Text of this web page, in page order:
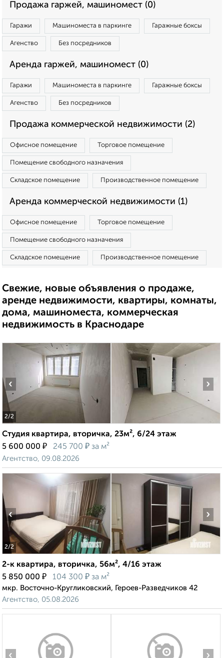
Продажа гаржей, машиномест (0)
Гаражи Машиноместа в паркинге Гаражные боксы
Агенство Без посредников
Аренда гаржей, машиномест (0)
Гаражи Машиноместа в паркинге Гаражные боксы
Агенство Без посредников
Продажа коммерческой недвижимости (2)
Офисное помещение Торговое помещение
Помещение свободного назначения
Складское помещение Производственное помещение
Аренда коммерческой недвижимости (1)
Офисное помещение Торговое помещение
Помещение свободного назначения
Складское помещение Производственное помещение
Свежие, новые объявления о продаже,
аренде недвижимости, квартиры, комнаты,
дома, машиноместа, коммерческая
недвижимость в Краснодаре
2/2
‹ ›
Студия квартира, вторичка, 23м², 6/24 этаж
5 600 000 ₽ 245 700 ₽ за м²
Агентство, 09.08.2026
2/2
‹ ›
2-к квартира, вторичка, 56м², 4/16 этаж
5 850 000 ₽ 104 300 ₽ за м²
мкр. Восточно-Кругликовский, Героев-Разведчиков 42
Агентство, 05.08.2026
‹ ›